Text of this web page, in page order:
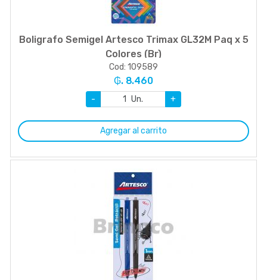
Boligrafo Semigel Artesco Trimax GL32M Paq x 5
Colores (Br)
Cod: 109589
₲. 8.460
- Un. +
Agregar al carrito